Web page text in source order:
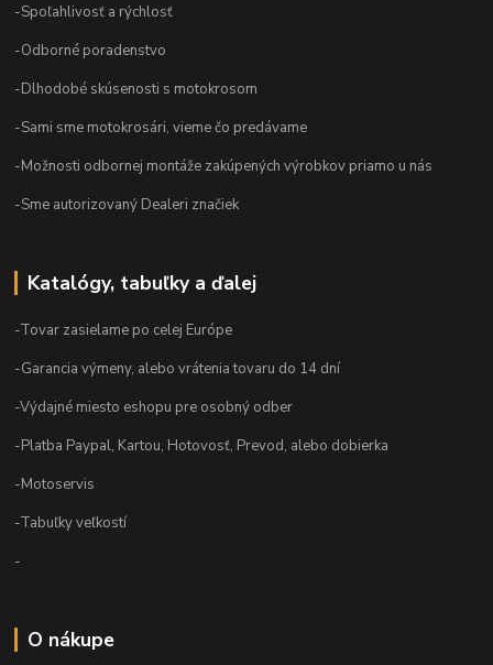
-Spoľahlivosť a rýchlosť
-Odborné poradenstvo
-Dlhodobé skúsenosti s motokrosom
-Sami sme motokrosári, vieme čo predávame
-Možnosti odbornej montáže zakúpených výrobkov priamo u nás
-Sme autorizovaný Dealeri značiek
Katalógy, tabuľky a ďalej
-Tovar zasielame po celej Európe
-Garancia výmeny, alebo vrátenia tovaru do 14 dní
-Výdajné miesto eshopu pre osobný odber
-Platba Paypal, Kartou, Hotovosť, Prevod, alebo dobierka
-Motoservis
-Tabuľky veľkostí
-
O nákupe